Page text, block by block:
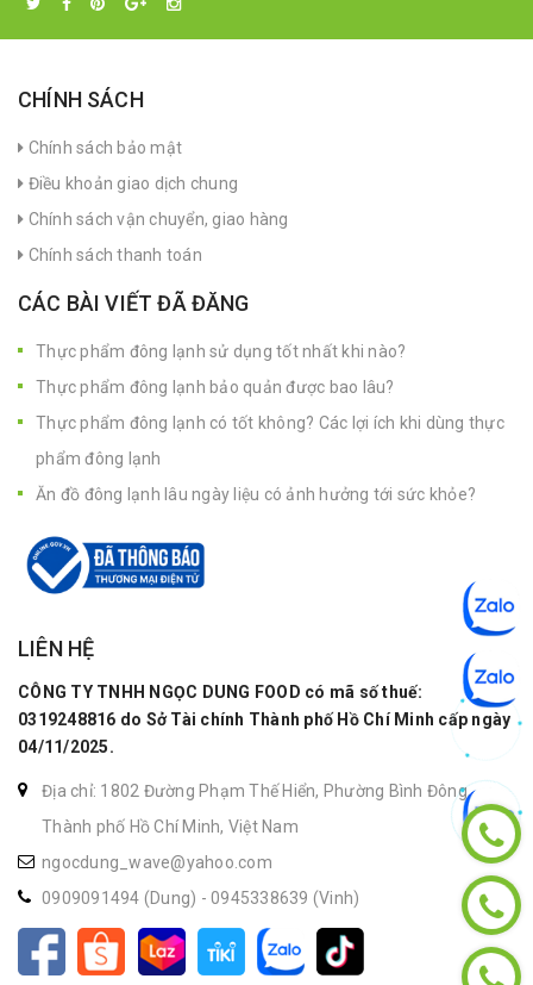
CHÍNH SÁCH
Chính sách bảo mật
Điều khoản giao dịch chung
Chính sách vận chuyển, giao hàng
Chính sách thanh toán
CÁC BÀI VIẾT ĐÃ ĐĂNG
Thực phẩm đông lạnh sử dụng tốt nhất khi nào?
Thực phẩm đông lạnh bảo quản được bao lâu?
Thực phẩm đông lạnh có tốt không? Các lợi ích khi dùng thực
phẩm đông lạnh
Ăn đồ đông lạnh lâu ngày liệu có ảnh hưởng tới sức khỏe?
LIÊN HỆ
CÔNG TY TNHH NGỌC DUNG FOOD có mã số thuế:
0319248816 do Sở Tài chính Thành phố Hồ Chí Minh cấp ngày
04/11/2025.
Địa chỉ: 1802 Đường Phạm Thế Hiển, Phường Bình Đông,
Thành phố Hồ Chí Minh, Việt Nam
ngocdung_wave@yahoo.com
0909091494 (Dung) - 0945338639 (Vinh)